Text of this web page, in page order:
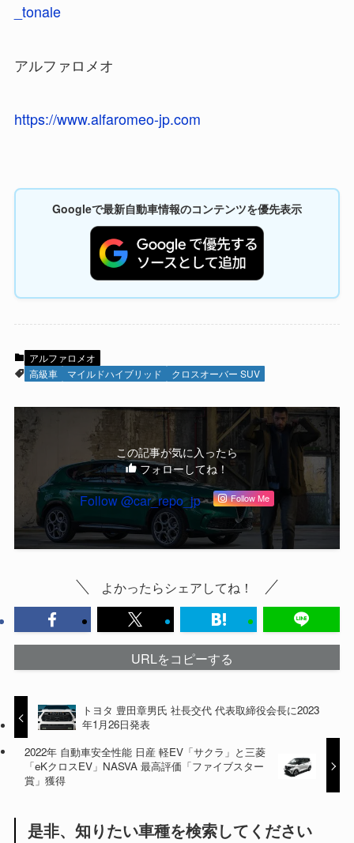
_tonale
アルファロメオ
https://www.alfaromeo-jp.com
Googleで最新自動車情報のコンテンツを優先表示
アルファロメオ
高級車
マイルドハイブリッド クロスオーバー SUV
この記事が気に入ったら
フォローしてね！
Follow @car_repo_jp Follow Me
よかったらシェアしてね！
URLをコピーする
トヨタ 豊田章男氏 社長交代 代表取締役会長に2023
年1月26日発表
2022年 自動車安全性能 日産 軽EV「サクラ」と三菱
「eKクロスEV」NASVA 最高評価「ファイブスター
賞」獲得
是非、知りたい車種を検索してください